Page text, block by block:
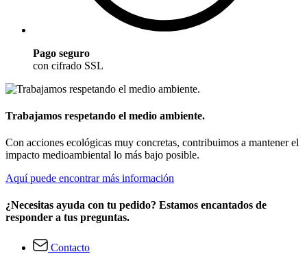
Pago seguro
con cifrado SSL
Trabajamos respetando el medio ambiente.
Con acciones ecológicas muy concretas, contribuimos a mantener el
impacto medioambiental lo más bajo posible.
Aquí puede encontrar más información
¿Necesitas ayuda con tu pedido? Estamos encantados de
responder a tus preguntas.
Contacto